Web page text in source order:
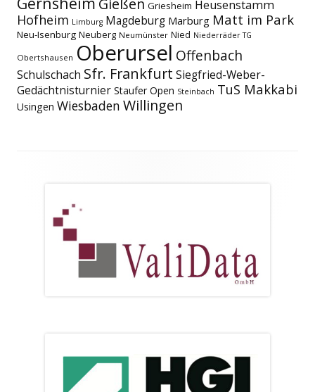
Gießen Griesheim Heusenstamm
Hofheim Limburg Magdeburg Marburg Matt im Park
Neu-Isenburg Neuberg Neumünster Nied Niederräder TG
Obertshausen Oberursel Offenbach
Schulschach Sfr. Frankfurt Siegfried-Weber-
Gedächtnisturnier Staufer Open Steinbach TuS Makkabi
Usingen Wiesbaden Willingen